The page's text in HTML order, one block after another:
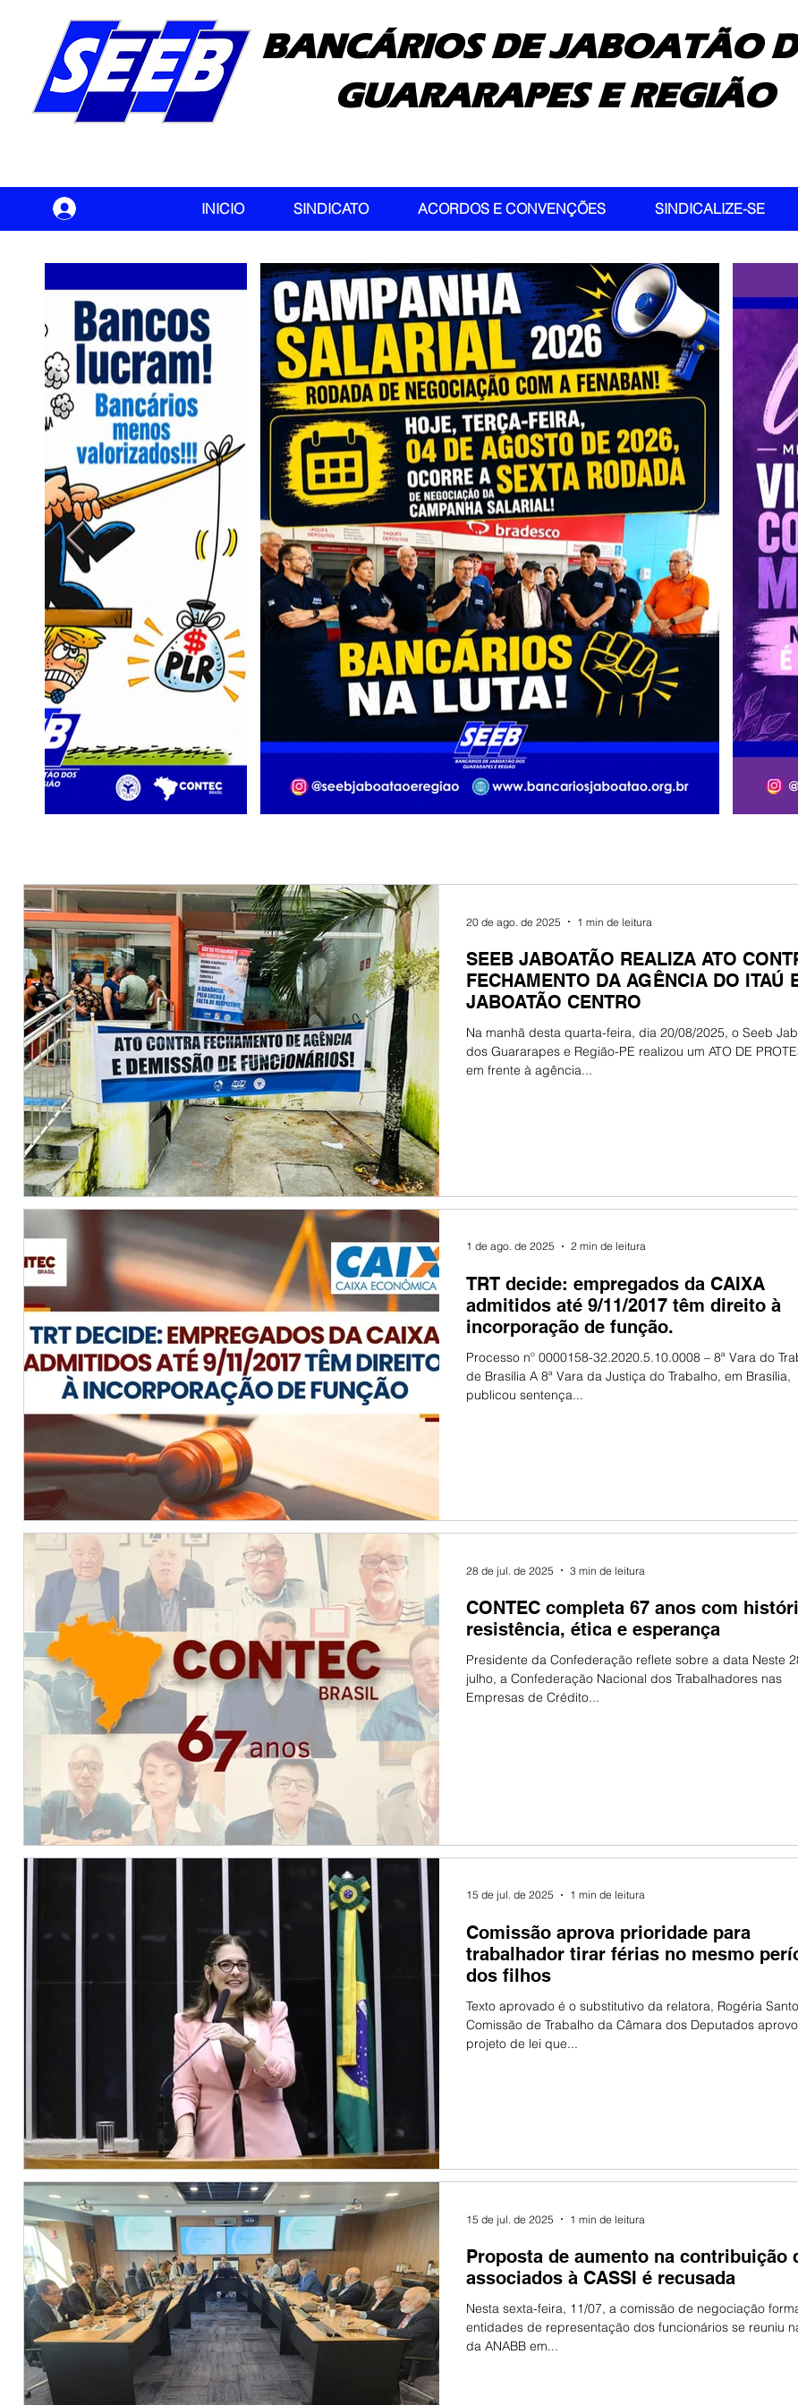
BANCÁRIOS DE JABOATÃO
GUARARAPES E REGIÃO
INICIO SINDICATO ACORDOS E CONVENÇÕES SINDICALIZE-SE
SEEB JABOATÃO REALIZA ATO
FECHAMENTO DA AGÊNCIA DO ITAÚ
JABOATÃO CENTRO
Na manhã desta quarta-feira, dia 20/08/2025, o Seeb
dos Guararapes e Região-PE realizou um ATO DE
em frente à agência...
20 de ago. de 2025 1 min de leitura
TRT decide: empregados da CAIXA
admitidos até 9/11/2017 têm direito à
incorporação de função.
Processo nº 0000158-32.2020.5.10.0008 – 8ª Vara do
de Brasília A 8ª Vara da Justiça do Trabalho, em Brasília,
publicou sentença...
1 de ago. de 2025 2 min de leitura
CONTEC completa 67 anos com
resistência, ética e esperança
Presidente da Confederação reflete sobre a data Neste
julho, a Confederação Nacional dos Trabalhadores nas
Empresas de Crédito...
28 de jul. de 2025 3 min de leitura
Comissão aprova prioridade para
trabalhador tirar férias no mesmo
dos filhos
Texto aprovado é o substitutivo da relatora, Rogéria
Comissão de Trabalho da Câmara dos Deputados
projeto de lei que...
15 de jul. de 2025 1 min de leitura
Proposta de aumento na contribuição
associados à CASSI é recusada
Nesta sexta-feira, 11/07, a comissão de negociação
entidades de representação dos funcionários se reuniu
da ANABB em...
15 de jul. de 2025 1 min de leitura